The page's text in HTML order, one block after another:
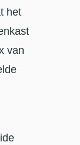
het
van